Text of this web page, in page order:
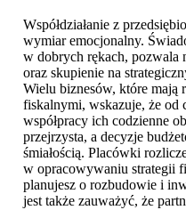
Współdziałanie z
wymiar emocjonalny.
w dobrych rękach, pozwala
oraz skupienie na
Wielu biznesów, które mają
fiskalnymi, wskazuje, że od
współpracy ich codzienne
przejrzysta, a decyzje
śmiałością. Placówki
w opracowywaniu strategii
planujesz o rozbudowie i
jest także zauważyć, że